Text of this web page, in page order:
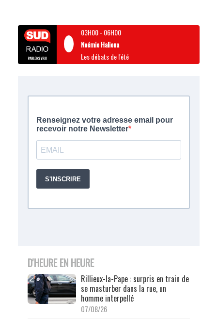
03H00- 06H00
Noémie Halioua
Les débats de l'été
D'HEURE EN HEURE
Rillieux-la-Pape : surpris en train de
se masturber dans la rue, un
homme interpellé
07/08/26